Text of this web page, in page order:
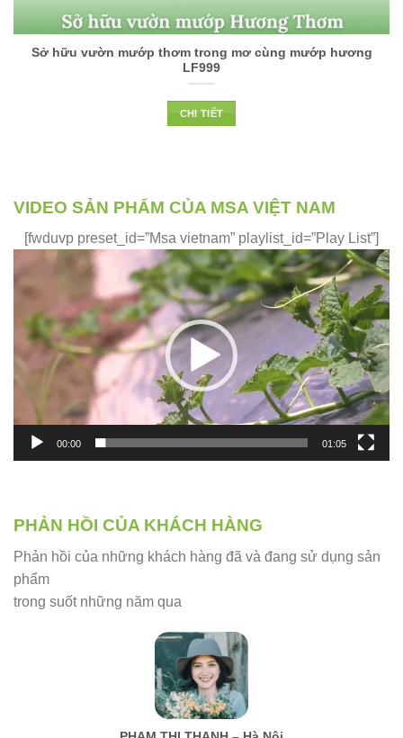
Sở hữu vườn mướp thơm trong mơ cùng mướp hương
[fwduvp preset_id=”Msa vietnam” playlist_id=”Play List”]
Trình
chơi
Video
00:00 01:05
Phản hồi của những khách hàng đã và đang sử dụng sản
phẩm
trong suốt những năm qua
PHẠM THỊ THANH – Hà Nội
Bao bì sản phẩm đẹp, đầy đủ thông tin sản phẩm.Thật tuyệt